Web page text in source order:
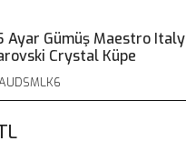
Ayar Gümüş Maestro Italy
Crystal Küpe